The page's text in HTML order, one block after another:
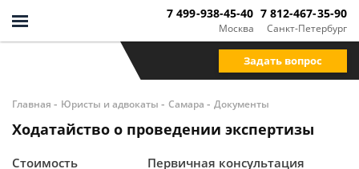
Москва
7 499-938-45-40
Санкт-Петербург
7 812-467-35-90
Задать вопрос
Главная - Юристы и адвокаты - Самара - Документы
Ходатайство о проведении экспертизы
Стоимость
Первичная консультация